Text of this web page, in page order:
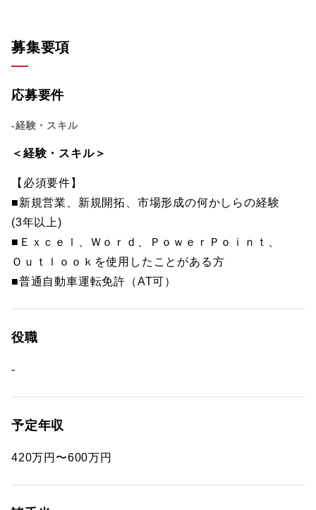
募集要項
応募要件
-経験・スキル
＜経験・スキル＞
【必須要件】
■新規営業、新規開拓、市場形成の何かしらの経験
(3年以上)
■Ｅｘｃｅｌ、Ｗｏｒｄ、ＰｏｗｅｒＰｏｉｎｔ、
Ｏｕｔｌｏｏｋを使用したことがある方
■普通自動車運転免許（AT可）
役職
-
予定年収
420万円〜600万円